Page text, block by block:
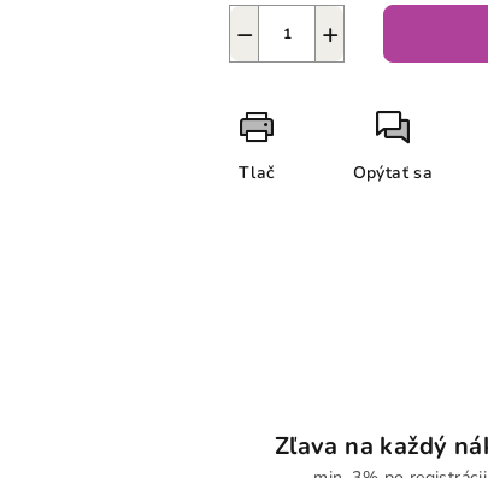
+
−
Tlač Opýtať sa
Zľava na každý